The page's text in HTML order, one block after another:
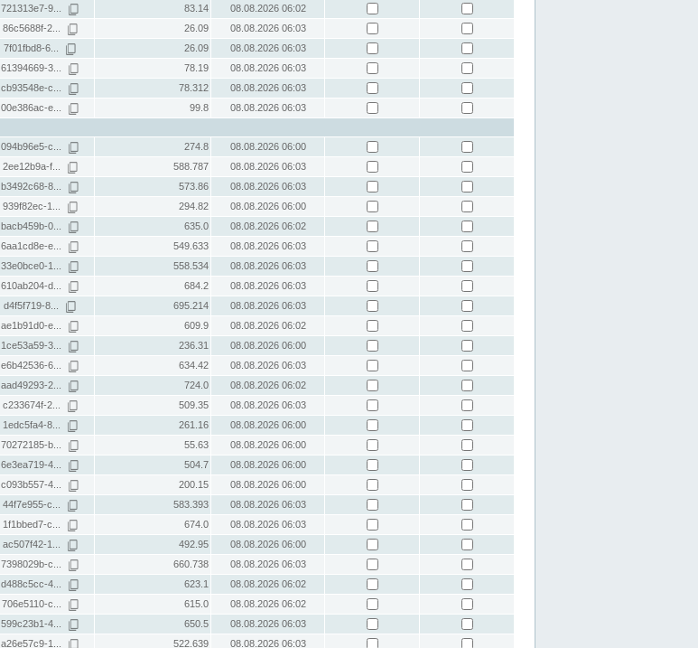
721313e7-9... 83.14
08.08.2026 06:02
86c5688f-2... 26.09
08.08.2026 06:03
7f01fbd8-6... 26.09
08.08.2026 06:03
61394669-3... 78.19
08.08.2026 06:03
cb93548e-c... 78.312
08.08.2026 06:03
00e386ac-e... 99.8
08.08.2026 06:03
094b96e5-c... 274.8
08.08.2026 06:00
2ee12b9a-f... 588.787
08.08.2026 06:03
b3492c68-8... 573.86
08.08.2026 06:03
939f82ec-1... 294.82
08.08.2026 06:00
bacb459b-0... 635.0
08.08.2026 06:02
6aa1cd8e-e... 549.633
08.08.2026 06:03
33e0bce0-1... 558.534
08.08.2026 06:03
610ab204-d... 684.2
08.08.2026 06:03
d4f5f719-8... 695.214
08.08.2026 06:03
ae1b91d0-e... 609.9
08.08.2026 06:02
1ce53a59-3... 236.31
08.08.2026 06:00
e6b42536-6... 634.42
08.08.2026 06:03
aad49293-2... 724.0
08.08.2026 06:02
c233674f-2... 509.35
08.08.2026 06:03
1edc5fa4-8... 261.16
08.08.2026 06:00
70272185-b... 55.63
08.08.2026 06:00
6e3ea719-4... 504.7
08.08.2026 06:00
c093b557-4... 200.15
08.08.2026 06:00
44f7e955-c... 583.393
08.08.2026 06:03
1f1bbed7-c... 674.0
08.08.2026 06:03
ac507f42-1... 492.95
08.08.2026 06:00
7398029b-c... 660.738
08.08.2026 06:03
d488c5cc-4... 623.1
08.08.2026 06:02
706e5110-c... 615.0
08.08.2026 06:02
599c23b1-4... 650.5
08.08.2026 06:03
a26e57c9-1... 522.639
08.08.2026 06:03